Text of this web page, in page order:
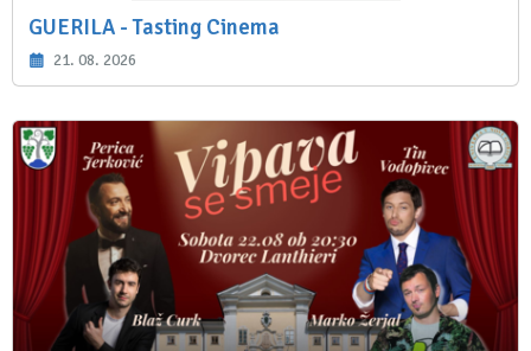
GUERILA - Tasting Cinema
21. 08. 2026